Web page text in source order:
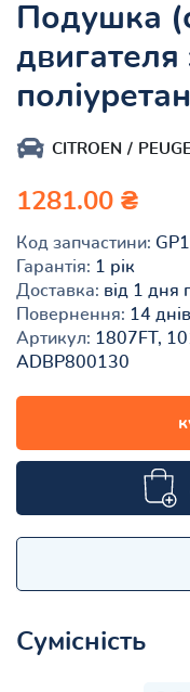
Подушка
двигателя
поліуретан
CITROEN
1281.00 ₴
Код запчастини:
Гарантія: 1 рік
Доставка: від 1 дня
Повернення: 14 днів
Артикул: 1807FT,
ADBP800130
Сумісність